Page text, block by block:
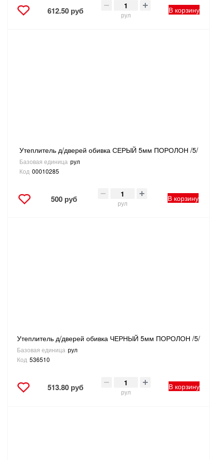
612.50 руб рул
В корзину
Утеплитель д/дверей обивка СЕРЫЙ 5мм ПОРОЛОН /5/
Базовая единица рул
Код 00010285
500 руб рул
В корзину
Утеплитель д/дверей обивка ЧЕРНЫЙ 5мм ПОРОЛОН /5/
Базовая единица рул
Код 536510
513.80 руб рул
В корзину